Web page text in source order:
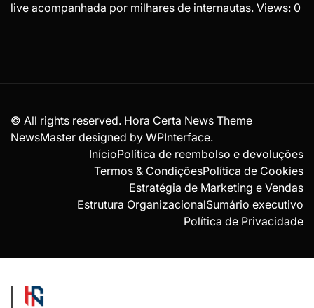
live acompanhada por milhares de internautas. Views: 0
© All rights reserved. Hora Certa News Theme
NewsMaster designed by WPInterface.
InícioPolítica de reembolso e devoluções
Termos & CondiçõesPolítica de Cookies
Estratégia de Marketing e Vendas
Estrutura OrganizacionalSumário executivo
Política de Privacidade